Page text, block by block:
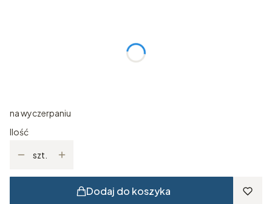
na wyczerpaniu
Ilość
szt.
Dodaj do koszyka